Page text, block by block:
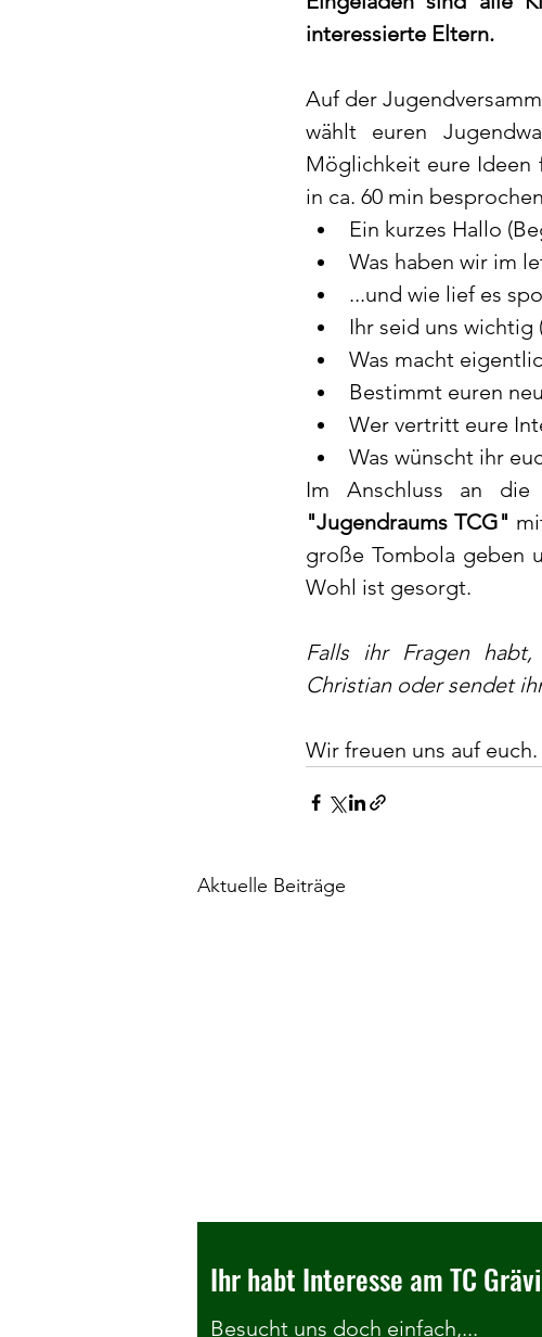
interessierte Eltern.
Auf der
wählt euren
Möglichkeit eure Ideen
in ca. 60 min
Ein kurzes Hallo
Was haben wir im
...und wie lief es
Ihr seid uns wichtig
Was macht
Bestimmt euren
Wer vertritt eure
Was wünscht ihr
Im Anschluss an die
"Jugendraums TCG"
große Tombola geben
Wohl ist gesorgt.
Falls ihr Fragen
Christian oder sendet
Wir freuen uns auf euch.
Aktuelle Beiträge
Ihr habt Interesse am TC
Besucht uns doch einfach,...